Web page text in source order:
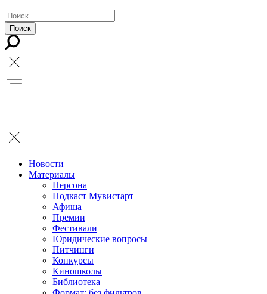
Новости
Материалы
Персона
Подкаст Мувистарт
Афиша
Премии
Фестивали
Юридические вопросы
Питчинги
Конкурсы
Киношколы
Библиотека